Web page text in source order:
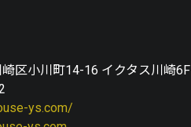
区小川町14-16 イクタス川崎6F
ys.com/